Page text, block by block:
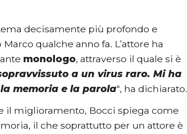
decisamente più profondo e
qualche anno fa. L’attore ha
monologo, attraverso il quale si è
a un virus raro. Mi ha
memoria e la parola“, ha dichiarato.
il miglioramento, Bocci spiega come
il che soprattutto per un attore è